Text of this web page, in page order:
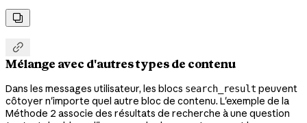


Mélange avec d'autres types de contenu
Dans les messages utilisateur, les blocs search_result peuvent
côtoyer n'importe quel autre bloc de contenu. L'exemple de la
Méthode 2 associe des résultats de recherche à une question